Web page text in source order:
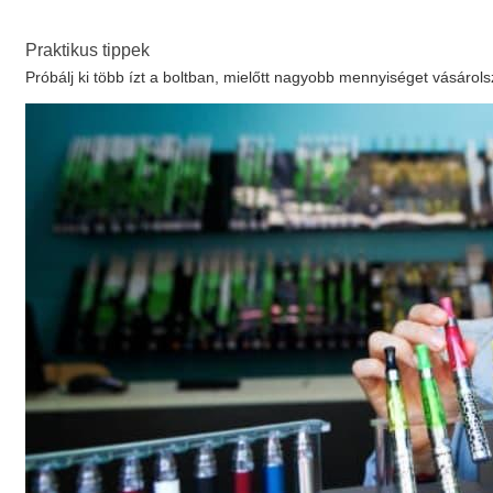
Praktikus tippek
Próbálj ki több ízt a boltban, mielőtt nagyobb mennyiséget